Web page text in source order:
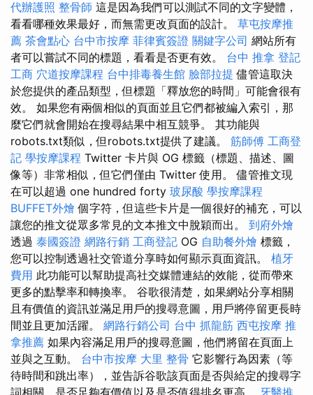
代辦護照 整骨師 這是因為我們可以測試不同的文字變體，
看看哪種效果最好，而無需更改頁面的設計。 草屯按摩推
薦 茶會點心 台中市按摩 菲律賓簽證 關鍵字公司 網站所有
者可以嘗試不同的標題，看看是否更有效。 台中 推拿 登記
工商 穴道按摩課程 台中排毒養生館 臉部拉提 儘管這取決
於您提供的產品類型，但標題「釋放您的時間」可能會很有
效。 如果您有兩個相似的頁面並且它們都被編入索引，那
麼它們就會開始在搜尋結果中相互競爭。 其功能與
robots.txt類似，但robots.txt提供了建議。 筋師傅 工商登
記 學按摩課程 Twitter 卡片與 OG 標籤（標題、描述、圖
像等）非常相似，但它們僅由 Twitter 使用。 儘管推文現
在可以超過 one hundred forty 玻尿酸 學按摩課程
BUFFET外燴 個字符，但這些卡片是一個很好的補充，可以
讓您的推文從眾多常見的文本推文中脫穎而出。 到府外燴
透過 泰國簽證 網路行銷 工商登記 OG 自助餐外燴 標籤，
您可以控制透過社交管道分享時如何顯示頁面資訊。 植牙
費用 此功能可以幫助提高社交媒體連結的效能，從而帶來
更多的點擊率和轉換率。 谷歌很清楚，如果網站分享相關
且有價值的資訊並滿足用戶的搜尋意圖，用戶將停留更長時
間並且更加活躍。 網路行銷公司 台中 抓龍筋 西屯按摩 推
拿推薦 如果內容滿足用戶的搜尋意圖，他們將留在頁面上
並與之互動。 台中市按摩 大里 整骨 它影響行為因素（等
待時間和跳出率），並告訴谷歌該頁面是否與給定的搜尋字
詞相關、是否足夠有價值以及是否值得排名更高。 牙醫推